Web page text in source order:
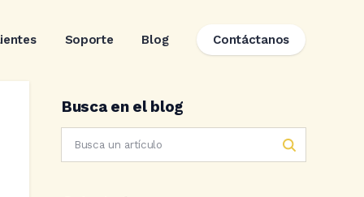
Soporte Blog Contáctanos
Busca en el blog